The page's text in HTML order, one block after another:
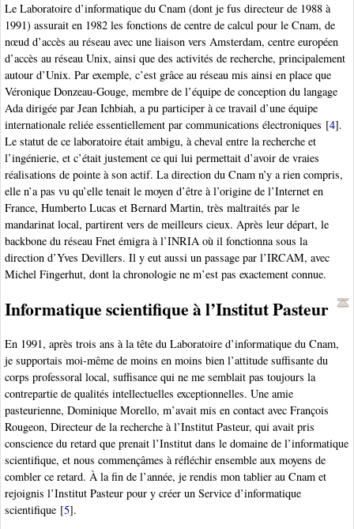
Le Laboratoire d’informatique du Cnam (dont je fus directeur de 1988 à
1991) assurait en 1982 les fonctions de centre de calcul pour le Cnam, de
nœud d’accès au réseau avec une liaison vers Amsterdam, centre européen
d’accès au réseau Unix, ainsi que des activités de recherche, principalement
autour d’Unix. Par exemple, c’est grâce au réseau mis ainsi en place que
Véronique Donzeau-Gouge, membre de l’équipe de conception du langage
Ada dirigée par Jean Ichbiah, a pu participer à ce travail d’une équipe
internationale reliée essentiellement par communications électroniques [4].
Le statut de ce laboratoire était ambigu, à cheval entre la recherche et
l’ingénierie, et c’était justement ce qui lui permettait d’avoir de vraies
réalisations de pointe à son actif. La direction du Cnam n’y a rien compris,
elle n’a pas vu qu’elle tenait le moyen d’être à l’origine de l’Internet en
France, Humberto Lucas et Bernard Martin, très maltraités par le
mandarinat local, partirent vers de meilleurs cieux. Après leur départ, le
backbone du réseau Fnet émigra à l’INRIA où il fonctionna sous la
direction d’Yves Devillers. Il y eut aussi un passage par l’IRCAM, avec
Michel Fingerhut, dont la chronologie ne m’est pas exactement connue.
Informatique scientifique à l’Institut Pasteur
En 1991, après trois ans à la tête du Laboratoire d’informatique du Cnam,
je supportais moi-même de moins en moins bien l’attitude suffisante du
corps professoral local, suffisance qui ne me semblait pas toujours la
contrepartie de qualités intellectuelles exceptionnelles. Une amie
pasteurienne, Dominique Morello, m’avait mis en contact avec François
Rougeon, Directeur de la recherche à l’Institut Pasteur, qui avait pris
conscience du retard que prenait l’Institut dans le domaine de l’informatique
scientifique, et nous commençâmes à réfléchir ensemble aux moyens de
combler ce retard. À la fin de l’année, je rendis mon tablier au Cnam et
rejoignis l’Institut Pasteur pour y créer un Service d’informatique
scientifique [5].